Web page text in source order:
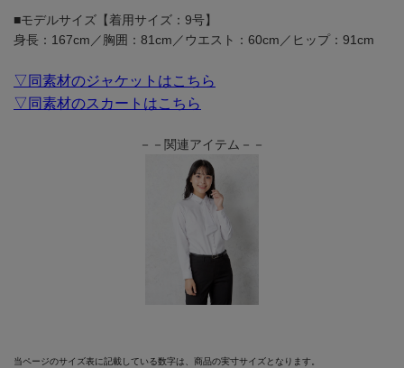
■モデルサイズ【着用サイズ：9号】
身長：167cm／胸囲：81cm／ウエスト：60cm／ヒップ：91cm
▽同素材のジャケットはこちら
▽同素材のスカートはこちら
－－関連アイテム－－
当ページのサイズ表に記載している数字は、商品の実寸サイズとなります。